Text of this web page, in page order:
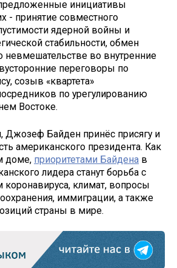
инициативы
- принятие совместного
ядерной войны и
стабильности, обмен
невмешательстве во внутренние
переговоры по
созыв «квартета»
по урегулированию
Востоке.
Джозеф Байден принёс присягу и
американского президента. Как
доме, приоритетами Байдена в
лидера станут борьба с
коронавируса, климат, вопросы
иммиграции, а также
страны в мире.